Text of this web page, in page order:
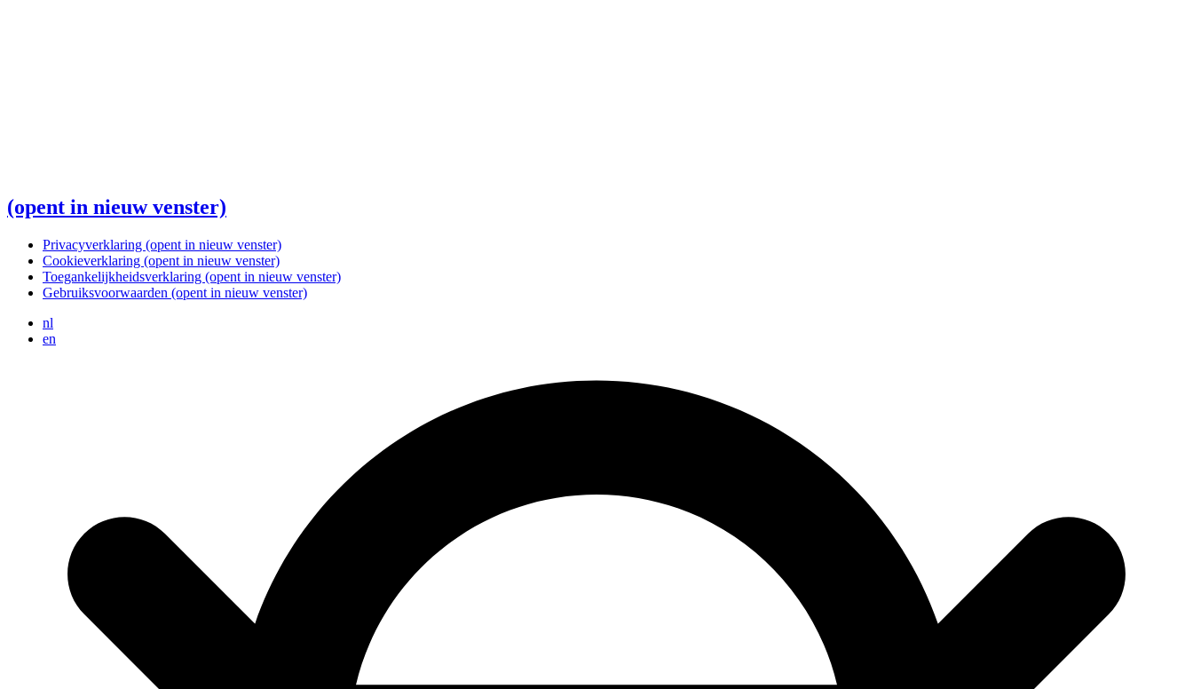
(opent in nieuw venster)
Privacyverklaring (opent in nieuw venster)
Cookieverklaring (opent in nieuw venster)
Toegankelijkheidsverklaring (opent in nieuw venster)
Gebruiksvoorwaarden (opent in nieuw venster)
nl
en